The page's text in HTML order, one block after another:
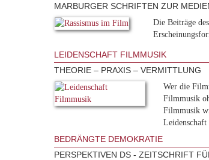
MARBURGER SCHRIFTEN ZUR
Die Beiträge
LEIDENSCHAFT FILMMUSIK
THEORIE – PRAXIS – VERMITTLUNG
Wer die
Filmmusik
Filmmusik
Leidenschaft
BEDRÄNGTE DEMOKRATIE
PERSPEKTIVEN DS - ZEITSCHRIFT